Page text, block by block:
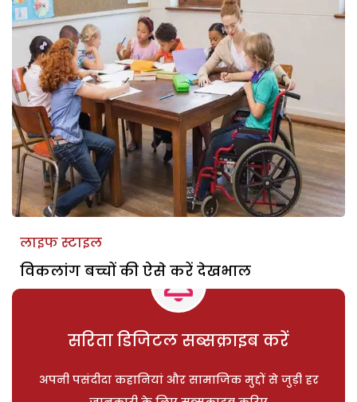
लाइफ स्टाइल
विकलांग बच्चों की ऐसे करें देखभाल
सरिता डिजिटल सब्सक्राइब करें
अपनी पसंदीदा कहानियां और सामाजिक मुद्दों से जुड़ी हर